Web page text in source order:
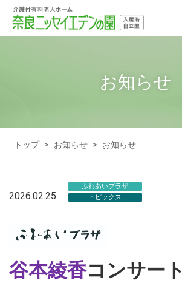
お知らせ
トップ > お知らせ > お知らせ
2026.02.25
ふれあいプラザ
トピックス
谷本綾香コンサート